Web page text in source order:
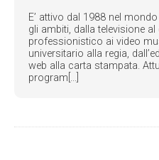
E’ attivo dal 1988 nel
gli ambiti, dalla televisione
professionistico ai video
universitario alla regia,
web alla carta stampata.
program[...]